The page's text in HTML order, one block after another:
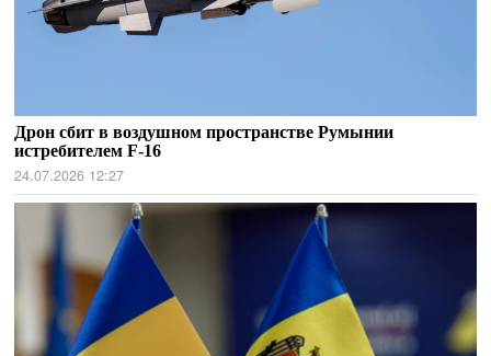
Дрон сбит в воздушном пространстве Румынии
истребителем F-16
24.07.2026 12:27